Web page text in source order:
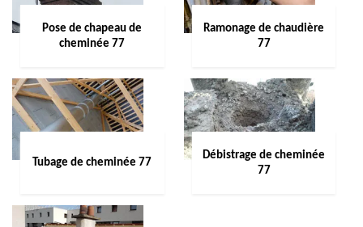
Pose de chapeau de
cheminée 77
Ramonage de chaudière
77
Tubage de cheminée 77
Débistrage de cheminée
77